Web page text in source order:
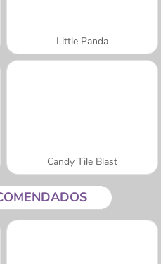
Little Panda
Candy Tile Blast